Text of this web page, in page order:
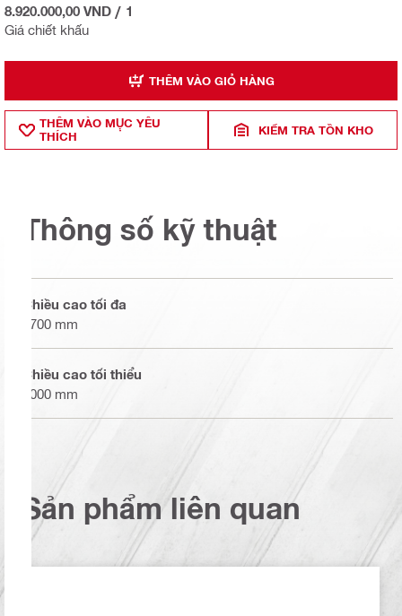
Giá chiết khấu
8.920.000,00 VND / 1
THÊM VÀO GIỎ HÀNG
THÊM VÀO MỤ̣C YÊU
THÍCH
KIỂM TRA TỒN KHO
Thông số kỹ thuật
Chiều cao tối đa
1700 mm
Chiều cao tối thiểu
1000 mm
Sản phẩm liên quan